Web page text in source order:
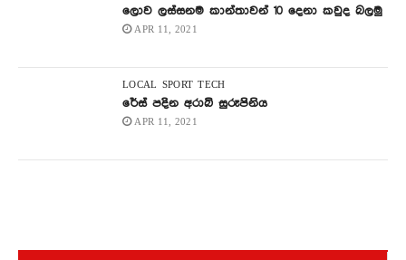
ලොව ලස්සනම කාන්තාවන් 10 දෙනා කවුද බලමු
APR 11, 2021
LOCAL SPORT TECH
රේස් පදින අරාබි සුරූපිනිය
APR 11, 2021